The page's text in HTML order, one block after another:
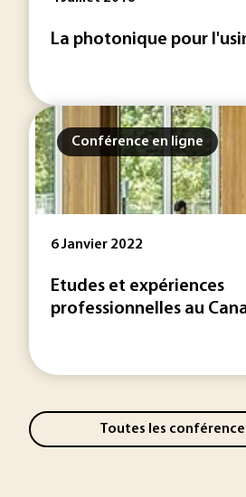
La photonique pour
Conférence en ligne
6 Janvier 2022
Etudes et expériences
professionnelles au
Toutes les